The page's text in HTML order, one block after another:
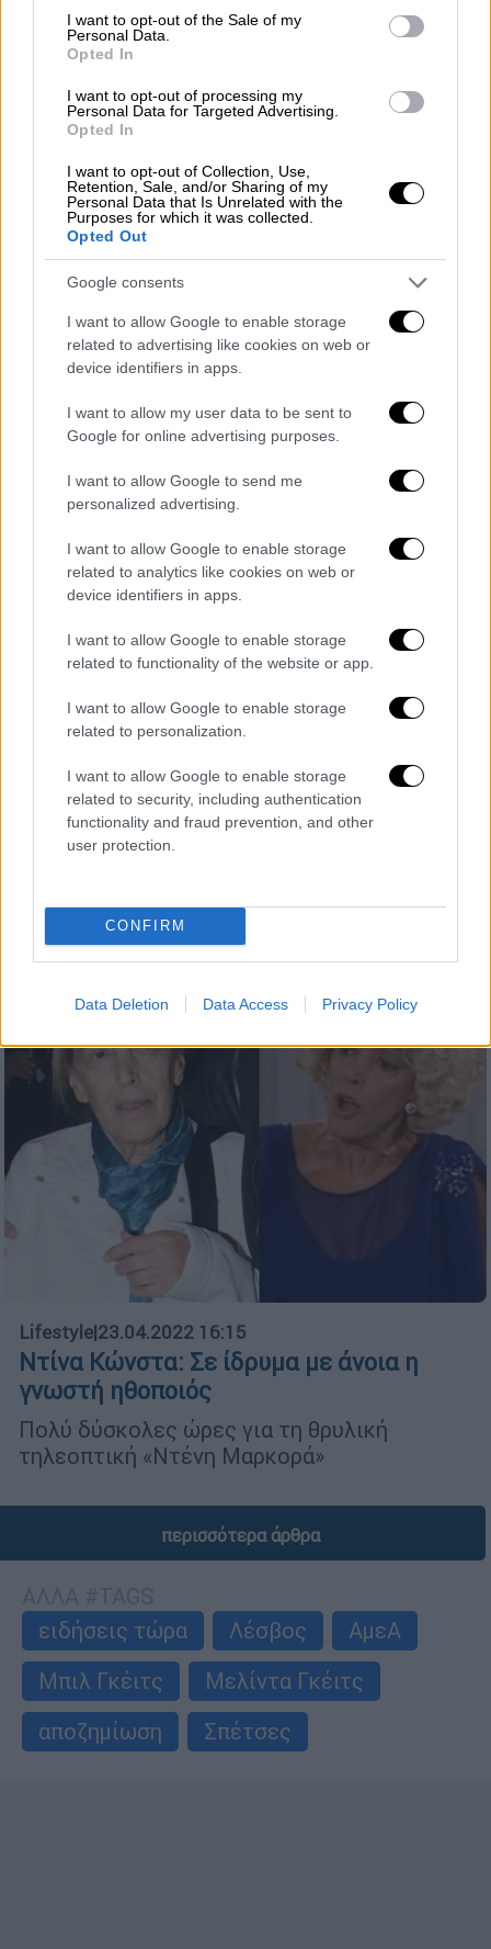
consent section.
I want to opt-out of the Sale of my
Personal Data.
Opted In
I want to opt-out of processing my
Personal Data for Targeted Advertising.
Opted In
I want to opt-out of Collection, Use,
Retention, Sale, and/or Sharing of my
Personal Data that Is Unrelated with the
Purposes for which it was collected.
Opted Out
Google consents
I want to allow Google to enable storage
related to advertising like cookies on web or
device identifiers in apps.
I want to allow my user data to be sent to
Google for online advertising purposes.
I want to allow Google to send me
personalized advertising.
I want to allow Google to enable storage
related to analytics like cookies on web or
device identifiers in apps.
I want to allow Google to enable storage
related to functionality of the website or app.
I want to allow Google to enable storage
related to personalization.
I want to allow Google to enable storage
related to security, including authentication
functionality and fraud prevention, and other
user protection.
CONFIRM
Data Deletion Data Access Privacy Policy
Lifestyle|05.12.2022 19:00
Μέγκαν Μαρκλ - Χάρι: Παραιτείται η
πρόεδρος του «Archewell», ήταν το δεξί
χέρι των Σάσσεξ
Το μπαράζ αποχωρήσεων στελεχών, που
εργάζονται μαζί με τον πρίγκιπα Χάρι και τη
Μέγκαν Μαρκλ, συνεχίζεται
Αποχωρεί η EnableGood από το ίδρυμα
της Ιωάννας Παλιοσπύρου - Ο λόγος
διακοπής της συνεργασίας
με το Ioanna Paliospirou Foundation (IPF),
ανακοίνωσε η EnableGood
Lifestyle|23.04.2022 16:15
Ντίνα Κώνστα: Σε ίδρυμα με άνοια η
γνωστή ηθοποιός
Πολύ δύσκολες ώρες για τη θρυλική
τηλεοπτική «Ντένη Μαρκορά»
περισσότερα άρθρα
ειδήσεις τώρα
Λέσβος
ΑμεΑ
Μπιλ Γκέιτς
Μελίντα Γκέιτς
αποζημίωση
Σπέτσες